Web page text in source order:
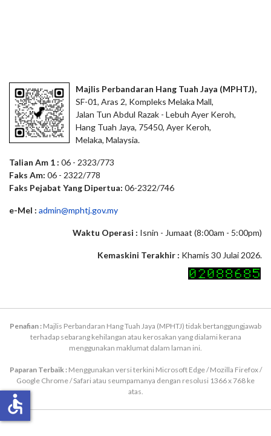
Majlis Perbandaran Hang Tuah Jaya (MPHTJ),
SF-01, Aras 2, Kompleks Melaka Mall,
Jalan Tun Abdul Razak - Lebuh Ayer Keroh,
Hang Tuah Jaya, 75450, Ayer Keroh,
Melaka, Malaysia.
Talian Am 1 : 06 - 2323/773
Faks Am: 06 - 2322/778
Faks Pejabat Yang Dipertua: 06-2322/746
e-Mel : admin@mphtj.gov.my
Waktu Operasi : Isnin - Jumaat (8:00am - 5:00pm)
Kemaskini Terakhir : Khamis 30 Julai 2026.
Penafian : Majlis Perbandaran Hang Tuah Jaya (MPHTJ) tidak bertanggungjawab
terhadap sebarang kehilangan atau kerosakan yang dialami kerana
menggunakan maklumat dalam laman ini.
Paparan Terbaik :Menggunakan versi terkini Microsoft Edge / Mozilla Firefox /
Google Chrome / Safari atau seumpamanya dengan resolusi 1366 x 768 ke
atas.
accessible